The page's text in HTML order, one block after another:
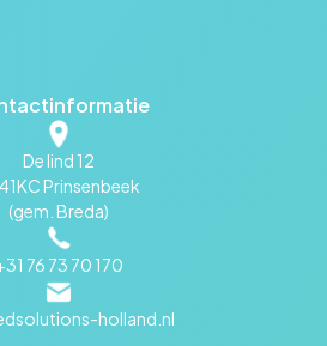
De lind 12
Prinsenbeek
(gem. Breda)
76 73 70 170
holland.nl